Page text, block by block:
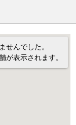
せんでした。
が表示されます。